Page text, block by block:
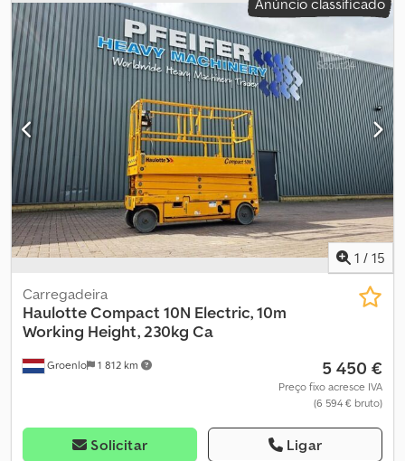
carga: 231 x 81 x 218 cm Estado dos pneus dianteiros: 70 Estado
dos pneus traseiros: 70 Entre em contato com o PFEIFER GROUP
para mais informações.
1 / 15
Groenlo 1 812 km
Carregadeira
HaulotteCompact 10N Electric, 10m
Working Height, 230kg Ca
5 450 €
Preço fixo acresce IVA
(6 594 € bruto)
Solicitar Ligar